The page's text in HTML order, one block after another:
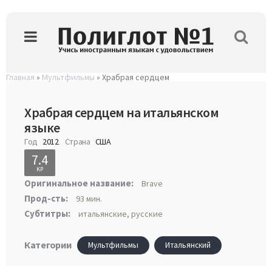
Главная » Мультфильмы » Храбрая сердцем
Храбрая сердцем на итальянском
языке
Год 2012 Страна США
7.4
KP
Оригинальное название: Brave
Прод-сть: 93 мин.
Субтитры: итальянские, русские
Категории Мультфильмы Итальянский